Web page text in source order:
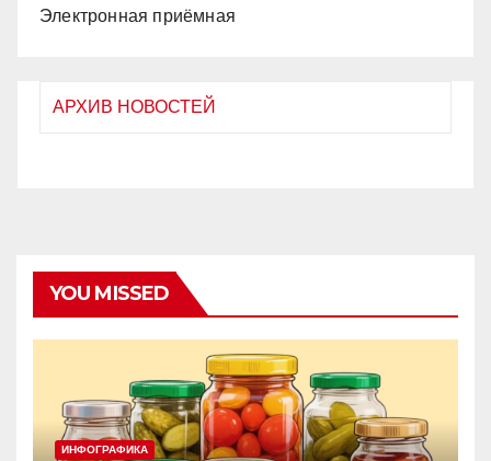
Электронная приёмная
АРХИВ НОВОСТЕЙ
YOU MISSED
ИНФОГРАФИКА